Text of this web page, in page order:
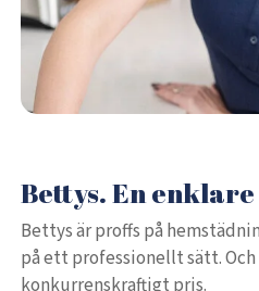
Bettys. En
Bettys är proffs på
på ett professionellt sätt.
konkurrenskraftigt pris.